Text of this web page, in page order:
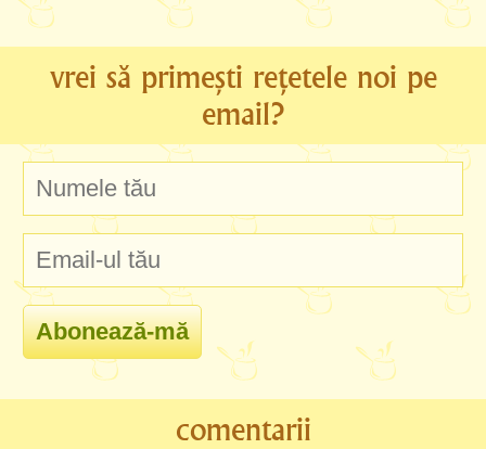
vrei să primești rețetele noi pe
email?
comentarii